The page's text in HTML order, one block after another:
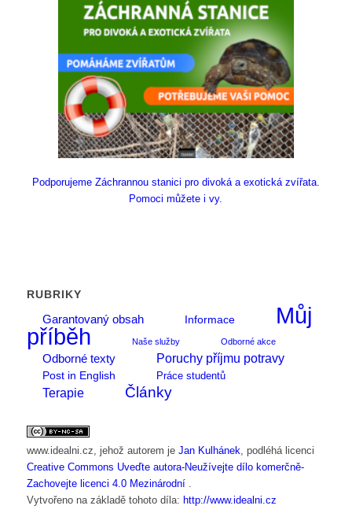
Podporujeme Záchrannou stanici pro divoká a exotická zvířata.
Pomoci můžete i vy.
RUBRIKY
Garantovaný obsah
Informace
Můj
příběh
Naše služby Odborné akce
Odborné texty Poruchy příjmu potravy
Post in English Práce studentů
Terapie Články
www.idealni.cz , jehož autorem je Jan Kulhánek , podléhá licenci
Creative Commons Uveďte autora-Neužívejte dílo komerčně-
Zachovejte licenci 4.0 Mezinárodní
Vytvořeno na základě tohoto díla: http://www.idealni.cz